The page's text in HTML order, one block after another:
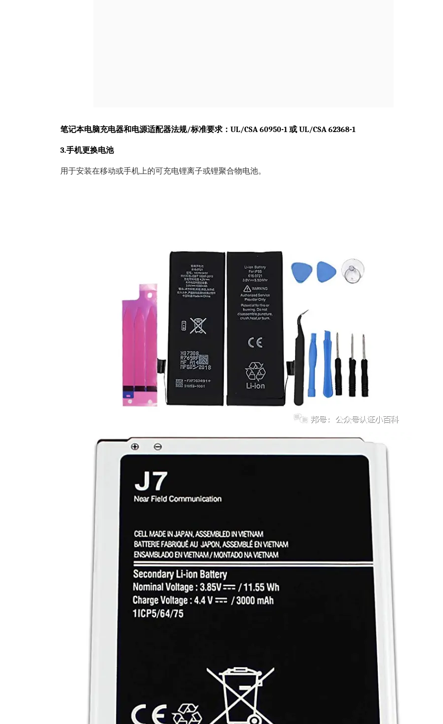
笔记本电脑充电器和电源适配器法规/标准要求：UL/CSA 60950-1 或 UL/CSA 62368-1
3.手机更换电池
用于安装在移动或手机上的可充电锂离子或锂聚合物电池。